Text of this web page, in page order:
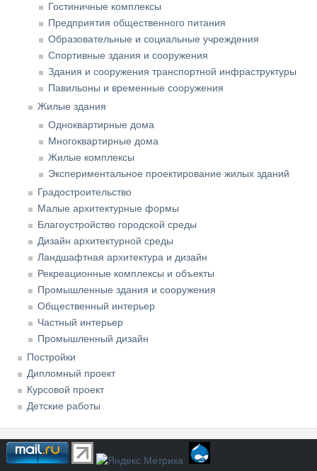
Гостиничные комплексы
Предприятия общественного питания
Образовательные и социальные учреждения
Спортивные здания и сооружения
Здания и сооружения транспортной инфраструктуры
Павильоны и временные сооружения
Жилые здания
Одноквартирные дома
Многоквартирные дома
Жилые комплексы
Экспериментальное проектирование жилых зданий
Градостроительство
Малые архитектурные формы
Благоустройство городской среды
Дизайн архитектурной среды
Ландшафтная архитектура и дизайн
Рекреационные комплексы и объекты
Промышленные здания и сооружения
Общественный интерьер
Частный интерьер
Промышленный дизайн
Постройки
Дипломный проект
Курсовой проект
Детские работы